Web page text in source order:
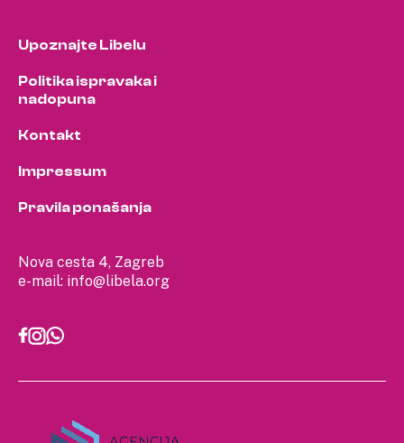
Nova cesta 4, Zagreb
e-mail: info@libela.org
Upoznajte Libelu
Politika ispravaka i
nadopuna
Kontakt
Impressum
Pravila ponašanja